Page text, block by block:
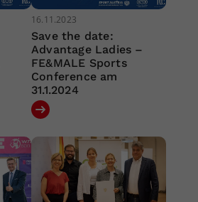
16.11.2023
Save the date:
Advantage Ladies –
FE&MALE Sports
Conference am
31.1.2024